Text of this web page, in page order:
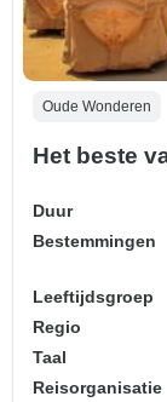
Oude Wonderen
Duur
Bestemmingen
Leeftijdsgroep
Regio
Taal
Reisorganisatie